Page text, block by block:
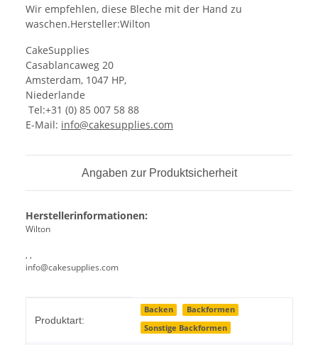
Wir empfehlen, diese Bleche mit der Hand zu
waschen.Hersteller:Wilton
CakeSupplies
Casablancaweg 20
Amsterdam, 1047 HP,
Niederlande
Tel:+31 (0) 85 007 58 88
E-Mail: info@cakesupplies.com
Angaben zur Produktsicherheit
Herstellerinformationen:
Wilton
, ,
info@cakesupplies.com
Produktart:
Backen
Backformen
Sonstige Backformen